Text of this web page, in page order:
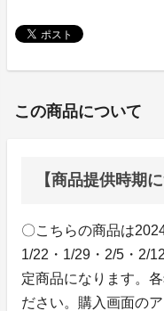
この商品について
【商品提供時期
〇こちらの商品は
1/22・1/29・2/5・2/
定商品になります。
ださい。購入画面の